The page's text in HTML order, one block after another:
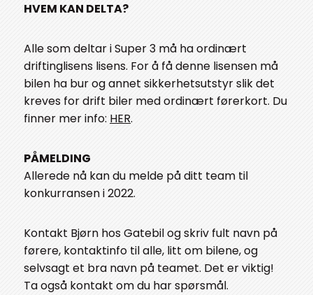
HVEM KAN DELTA?
Alle som deltar i Super 3 må ha ordinært
driftinglisens lisens. For å få denne lisensen må
bilen ha bur og annet sikkerhetsutstyr slik det
kreves for drift biler med ordinært førerkort. Du
finner mer info: HER.
PÅMELDING
Allerede nå kan du melde på ditt team til
konkurransen i 2022.
Kontakt Bjørn hos Gatebil og skriv fult navn på
førere, kontaktinfo til alle, litt om bilene, og
selvsagt et bra navn på teamet. Det er viktig!
Ta også kontakt om du har spørsmål.